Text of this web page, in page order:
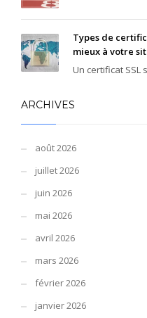
Types de
mieux à votre
Un certificat SSL
ARCHIVES
août 2026
juillet 2026
juin 2026
mai 2026
avril 2026
mars 2026
février 2026
janvier 2026